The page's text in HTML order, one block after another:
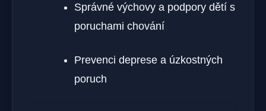
Správné výchovy a podpory dětí s
poruchami chování
Prevenci deprese a úzkostných
poruch